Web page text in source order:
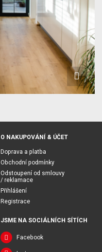
O NAKUPOVÁNÍ & ÚČET
Doprava a platba
Obchodní podmínky
Odstoupení od smlouvy
/ reklamace
Přihlášení
Registrace
JSME NA SOCIÁLNÍCH SÍTÍCH
Facebook